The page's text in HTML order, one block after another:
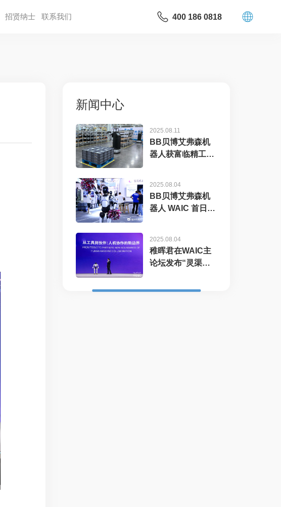
招贤纳⼠ 联系我们 400 186 0818
新闻中心
2025.08.11
BB贝博艾弗森机
器人获富临精工数
2025.08.04
BB贝博艾弗森机
器人 WAIC 首日展
2025.08.04
稚晖君在WAIC主
论坛发布“灵渠